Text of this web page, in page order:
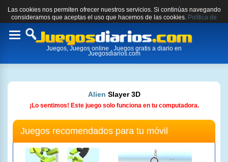
Las cookies nos permiten ofrecer nuestros servicios. Si continúas navegando
consideramos que aceptas el uso que hacemos de las cookies. Política de
cookies.
Toggle
Juegos, Juegos online , Juegos gratis a diario en
Juegosdiarios.com
Alien Slayer 3D
¡Lo sentimos! Este juego solo funciona en tu computadora.
Juegos recomendados para tu móvil